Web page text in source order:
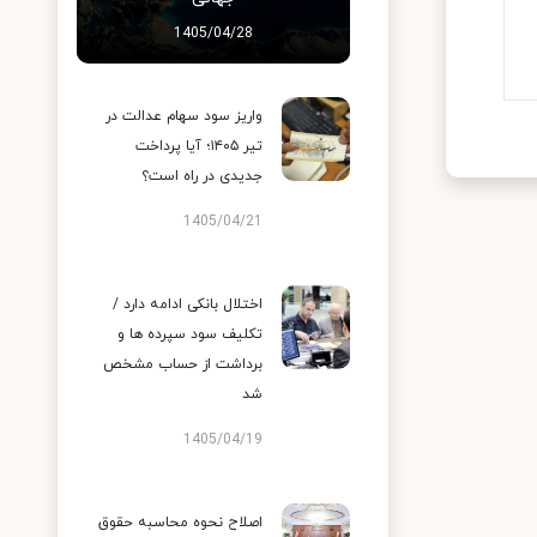
1405/04/28
واریز سود سهام عدالت در
تیر ۱۴۰۵؛ آیا پرداخت
جدیدی در راه است؟
1405/04/21
اختلال بانکی ادامه دارد /
تکلیف سود سپرده ها و
برداشت از حساب مشخص
شد
1405/04/19
اصلاح نحوه محاسبه حقوق